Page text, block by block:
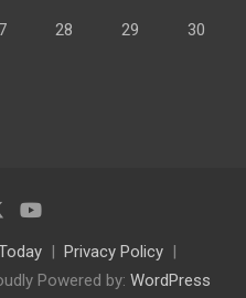
28 29 30
Privacy Policy
Powered by: WordPress